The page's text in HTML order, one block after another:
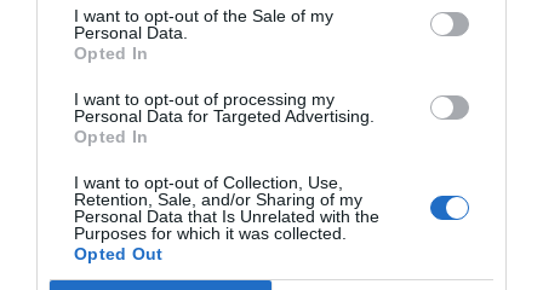
I want to opt-out of the Sale of my
Personal Data.
Opted In
I want to opt-out of processing my
Personal Data for Targeted Advertising.
Opted In
I want to opt-out of Collection, Use,
Retention, Sale, and/or Sharing of my
Personal Data that Is Unrelated with the
Purposes for which it was collected.
Opted Out
2Playbook Club